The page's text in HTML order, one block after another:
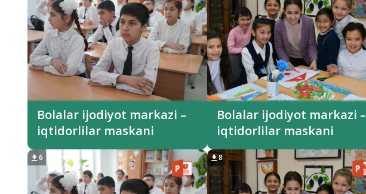
Bolalar ijodiyot markazi –
iqtidorlilar maskani
Bolalar ijodiyot markazi –
iqtidorlilar maskani
6 8